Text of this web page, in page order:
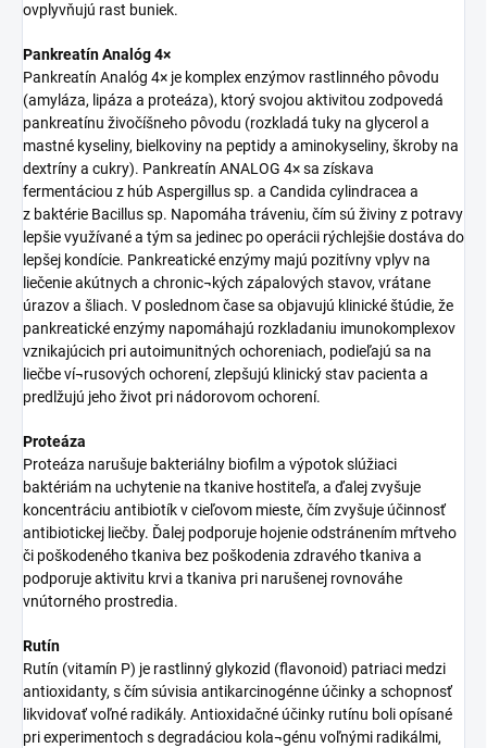
ovplyvňujú rast buniek.
Pankreatín Analóg 4×
Pankreatín Analóg 4× je komplex enzýmov rastlinného pôvodu
(amyláza, lipáza a proteáza), ktorý svojou aktivitou zodpovedá
pankreatínu živočíšneho pôvodu (rozkladá tuky na glycerol a
mastné kyseliny, bielkoviny na peptidy a aminokyseliny, škroby na
dextríny a cukry). Pankreatín ANALOG 4× sa získava
fermentáciou z húb Aspergillus sp. a Candida cylindracea a
z baktérie Bacillus sp. Napomáha tráveniu, čím sú živiny z potravy
lepšie využívané a tým sa jedinec po operácii rýchlejšie dostáva do
lepšej kondície. Pankreatické enzýmy majú pozitívny vplyv na
liečenie akútnych a chronic¬kých zápalových stavov, vrátane
úrazov a šliach. V poslednom čase sa objavujú klinické štúdie, že
pankreatické enzýmy napomáhajú rozkladaniu imunokomplexov
vznikajúcich pri autoimunitných ochoreniach, podieľajú sa na
liečbe ví¬rusových ochorení, zlepšujú klinický stav pacienta a
predlžujú jeho život pri nádorovom ochorení.
Proteáza
Proteáza narušuje bakteriálny biofilm a výpotok slúžiaci
baktériám na uchytenie na tkanive hostiteľa, a ďalej zvyšuje
koncentráciu antibiotík v cieľovom mieste, čím zvyšuje účinnosť
antibiotickej liečby. Ďalej podporuje hojenie odstránením mŕtveho
či poškodeného tkaniva bez poškodenia zdravého tkaniva a
podporuje aktivitu krvi a tkaniva pri narušenej rovnováhe
vnútorného prostredia.
Rutín
Rutín (vitamín P) je rastlinný glykozid (flavonoid) patriaci medzi
antioxidanty, s čím súvisia antikarcinogénne účinky a schopnosť
likvidovať voľné radikály. Antioxidačné účinky rutínu boli opísané
pri experimentoch s degradáciou kola¬génu voľnými radikálmi,